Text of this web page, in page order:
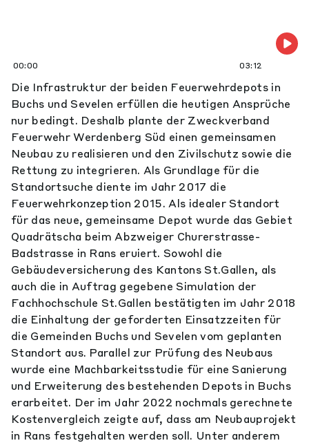
00:00 03:12
Die Infrastruktur der beiden Feuerwehrdepots in
Buchs und Sevelen erfüllen die heutigen Ansprüche
nur bedingt. Deshalb plante der Zweckverband
Feuerwehr Werdenberg Süd einen gemeinsamen
Neubau zu realisieren und den Zivilschutz sowie die
Rettung zu integrieren. Als Grundlage für die
Standortsuche diente im Jahr 2017 die
Feuerwehrkonzeption 2015. Als idealer Standort
für das neue, gemeinsame Depot wurde das Gebiet
Quadrätscha beim Abzweiger Churerstrasse-
Badstrasse in Rans eruiert. Sowohl die
Gebäudeversicherung des Kantons St.Gallen, als
auch die in Auftrag gegebene Simulation der
Fachhochschule St.Gallen bestätigten im Jahr 2018
die Einhaltung der geforderten Einsatzzeiten für
die Gemeinden Buchs und Sevelen vom geplanten
Standort aus. Parallel zur Prüfung des Neubaus
wurde eine Machbarkeitsstudie für eine Sanierung
und Erweiterung des bestehenden Depots in Buchs
erarbeitet. Der im Jahr 2022 nochmals gerechnete
Kostenvergleich zeigte auf, dass am Neubauprojekt
in Rans festgehalten werden soll. Unter anderem